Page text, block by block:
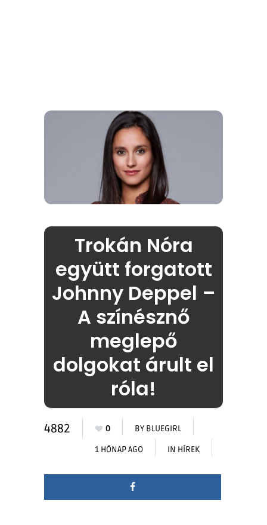
Trokán Nóra
együtt forgatott
Johnny Deppel –
A színésznő
meglepő
dolgokat árult el
róla!
4882 0 BY BLUEGIRL
1 HÓNAP AGO IN HÍREK